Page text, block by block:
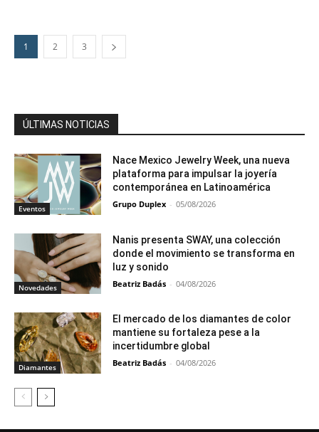
1 2 3
ÚLTIMAS NOTICIAS
Eventos
Nace Mexico Jewelry Week, una nueva
plataforma para impulsar la joyería
contemporánea en Latinoamérica
Grupo Duplex - 05/08/2026
Novedades
Nanis presenta SWAY, una colección
donde el movimiento se transforma en
luz y sonido
Beatriz Badás - 04/08/2026
Diamantes
El mercado de los diamantes de color
mantiene su fortaleza pese a la
incertidumbre global
Beatriz Badás - 04/08/2026